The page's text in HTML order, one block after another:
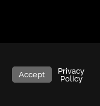
Accept
Privacy
Policy